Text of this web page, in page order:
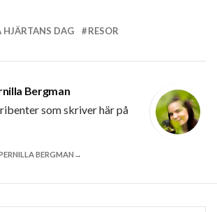
HJÄRTANS DAG RESOR
Bergman
som skriver här på
BERGMAN